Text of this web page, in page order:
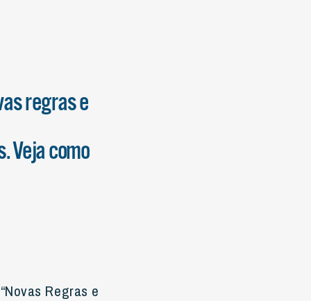
regras e
Veja como
Regras e